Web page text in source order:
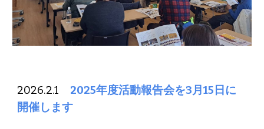
2026.2.1
2025年度活動報告会を3月15日に
開催します